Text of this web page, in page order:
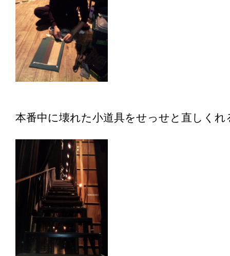
本番中に壊れた小道具をせっせと直しくれ